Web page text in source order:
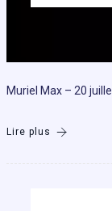
Muriel Max – 20
Lire plus